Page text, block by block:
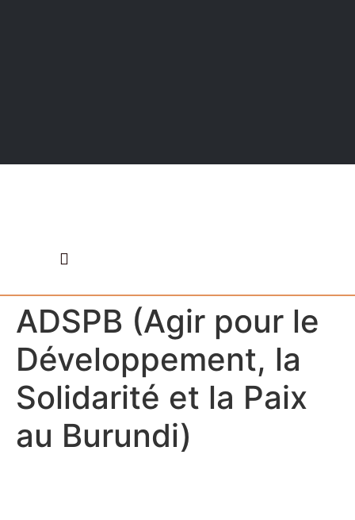
ADSPB (Agir pour le
Développement, la
Solidarité et la Paix
au Burundi)